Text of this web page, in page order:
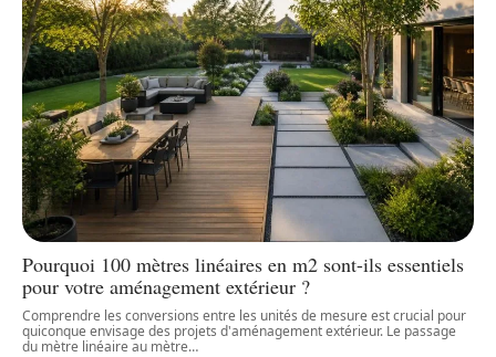
Pourquoi 100 mètres linéaires en m2 sont-ils essentiels
pour votre aménagement extérieur ?
Comprendre les conversions entre les unités de mesure est crucial pour
quiconque envisage des projets d'aménagement extérieur. Le passage
du mètre linéaire au mètre…